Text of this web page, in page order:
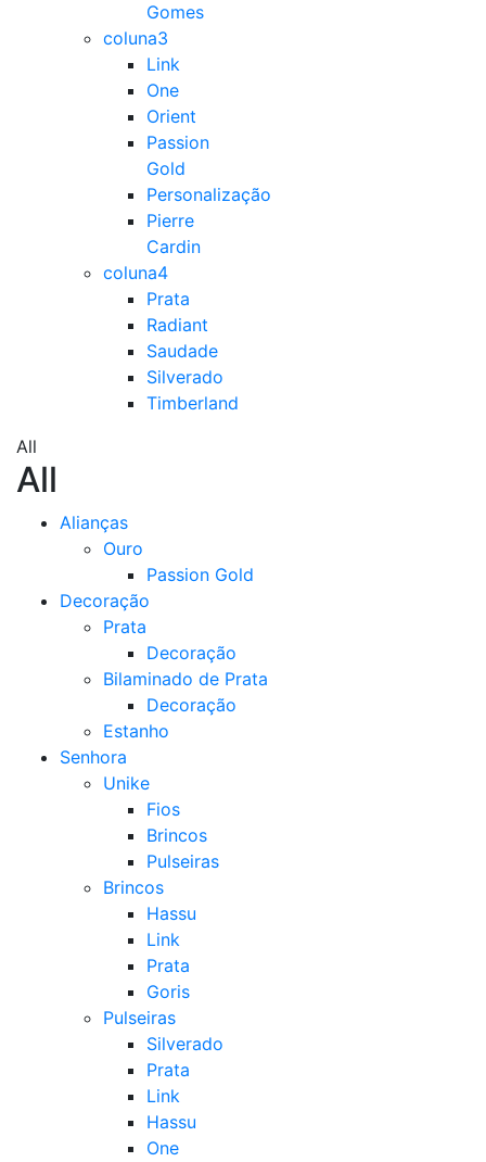
Gomes
coluna3
Link
One
Orient
Passion
Gold
Personalização
Pierre
Cardin
coluna4
Prata
Radiant
Saudade
Silverado
Timberland
All
All
Alianças
Ouro
Passion Gold
Decoração
Prata
Decoração
Bilaminado de Prata
Decoração
Estanho
Senhora
Unike
Fios
Brincos
Pulseiras
Brincos
Hassu
Link
Prata
Goris
Pulseiras
Silverado
Prata
Link
Hassu
One